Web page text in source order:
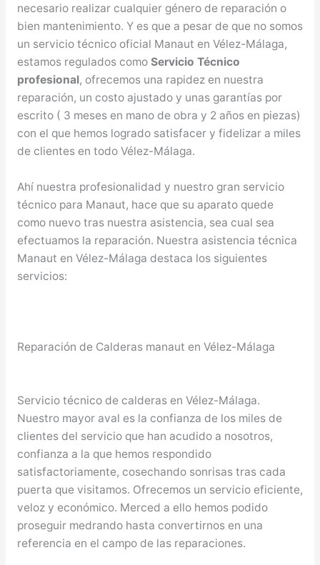
necesario realizar cualquier género de reparación o
bien mantenimiento. Y es que a pesar de que no somos
un servicio técnico oficial Manaut en Vélez-Málaga,
estamos regulados como Servicio Técnico
profesional, ofrecemos una rapidez en nuestra
reparación, un costo ajustado y unas garantías por
escrito ( 3 meses en mano de obra y 2 años en piezas)
con el que hemos logrado satisfacer y fidelizar a miles
de clientes en todo Vélez-Málaga.
Ahí nuestra profesionalidad y nuestro gran servicio
técnico para Manaut, hace que su aparato quede
como nuevo tras nuestra asistencia, sea cual sea
efectuamos la reparación. Nuestra asistencia técnica
Manaut en Vélez-Málaga destaca los siguientes
servicios:
Reparación de Calderas manaut en Vélez-Málaga
Servicio técnico de calderas en Vélez-Málaga.
Nuestro mayor aval es la confianza de los miles de
clientes del servicio que han acudido a nosotros,
confianza a la que hemos respondido
satisfactoriamente, cosechando sonrisas tras cada
puerta que visitamos. Ofrecemos un servicio eficiente,
veloz y económico. Merced a ello hemos podido
proseguir medrando hasta convertirnos en una
referencia en el campo de las reparaciones.